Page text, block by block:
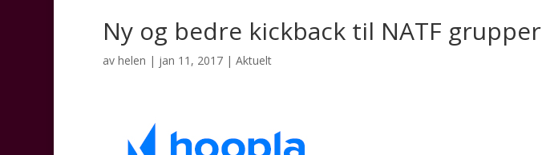
Ny og bedre kickback til NATF grupper
av helen | jan 11, 2017| Aktuelt